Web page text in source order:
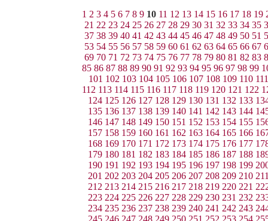
1 2 3 4 5 6 7 8 9 10 11 12 13 14 15 16 17 18 19
21 22 23 24 25 26 27 28 29 30 31 32 33 34 35
37 38 39 40 41 42 43 44 45 46 47 48 49 50 51
53 54 55 56 57 58 59 60 61 62 63 64 65 66 67
69 70 71 72 73 74 75 76 77 78 79 80 81 82 83
85 86 87 88 89 90 91 92 93 94 95 96 97 98 99
101 102 103 104 105 106 107 108 109 110 111
112 113 114 115 116 117 118 119 120 121 122
124 125 126 127 128 129 130 131 132 133
135 136 137 138 139 140 141 142 143 144
146 147 148 149 150 151 152 153 154 155
157 158 159 160 161 162 163 164 165 166
168 169 170 171 172 173 174 175 176 177
179 180 181 182 183 184 185 186 187 188
190 191 192 193 194 195 196 197 198 199
201 202 203 204 205 206 207 208 209 210
212 213 214 215 216 217 218 219 220 221
223 224 225 226 227 228 229 230 231 232
234 235 236 237 238 239 240 241 242 243